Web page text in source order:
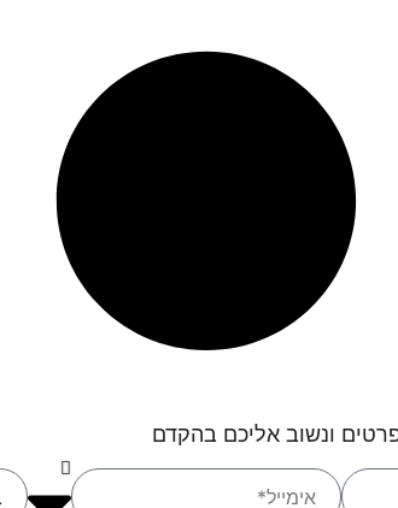
ונשוב אליכם בהקדם